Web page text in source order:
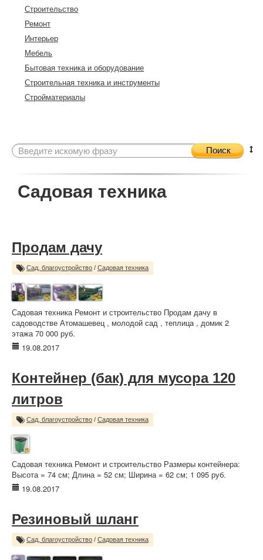
Строительство
Ремонт
Интерьер
Мебель
Бытовая техника и оборудование
Строительная техника и инструменты
Стройматериалы
Поиск
Садовая техника
Продам дачу
Сад, благоустройство / Садовая техника
Садовая техника Ремонт и строительство Продам дачу в
садоводстве Атомашевец , молодой сад , теплица , домик 2
этажа 70 000 руб.
19.08.2017
Контейнер (бак) для мусора 120
литров
Сад, благоустройство / Садовая техника
Садовая техника Ремонт и строительство Размеры контейнера:
Высота = 74 см; Длина = 52 см; Ширина = 62 см; 1 095 руб.
19.08.2017
Резиновый шланг
Сад, благоустройство / Садовая техника